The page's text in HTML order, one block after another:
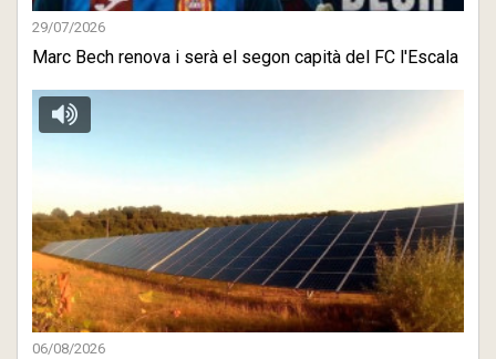
29/07/2026
Marc Bech renova i serà el segon capità del FC l'Escala
06/08/2026